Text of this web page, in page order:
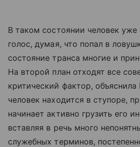
В таком состоянии человек
голос, думая, что попал в
состояние транса многие и
На второй план отходят все
критический фактор, объяснила
человек находится в ступоре,
начинает активно грузить его
вставляя в речь много
служебных терминов,